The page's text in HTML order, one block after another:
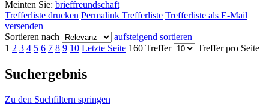
Meinten Sie: brieffreundschaft
Trefferliste drucken Permalink Trefferliste Trefferliste als E-Mail
versenden
Sortieren nach
aufsteigend sortieren
1 2 3 4 5 6 7 8 9 10 Letzte Seite 160 Treffer Treffer pro Seite
Suchergebnis
Zu den Suchfiltern springen